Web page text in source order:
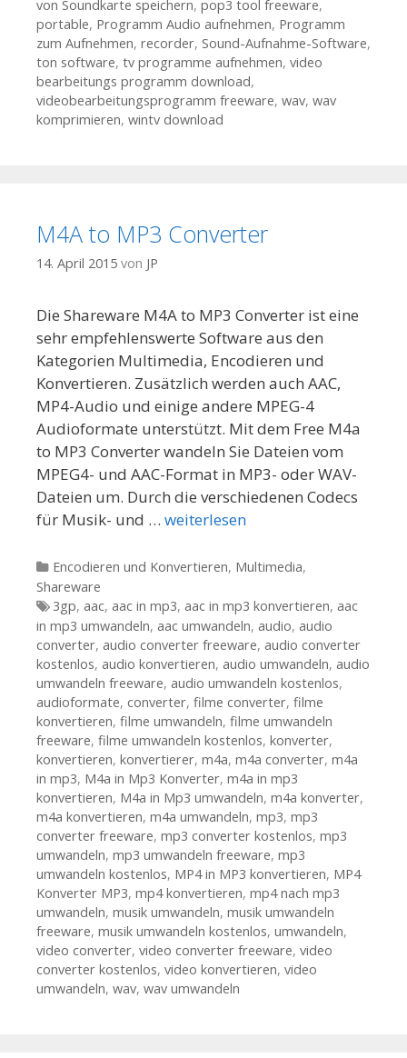
von Soundkarte speichern, pop3 tool freeware,
portable, Programm Audio aufnehmen, Programm
zum Aufnehmen, recorder, Sound-Aufnahme-Software,
ton software, tv programme aufnehmen, video
bearbeitungs programm download,
videobearbeitungsprogramm freeware, wav, wav
komprimieren, wintv download
M4A to MP3 Converter
14. April 2015 von JP
Die Shareware M4A to MP3 Converter ist eine
sehr empfehlenswerte Software aus den
Kategorien Multimedia, Encodieren und
Konvertieren. Zusätzlich werden auch AAC,
MP4-Audio und einige andere MPEG-4
Audioformate unterstützt. Mit dem Free M4a
to MP3 Converter wandeln Sie Dateien vom
MPEG4- und AAC-Format in MP3- oder WAV-
Dateien um. Durch die verschiedenen Codecs
für Musik- und … weiterlesen
Kategorien
Encodieren und Konvertieren, Multimedia,
Shareware
Tags
3gp, aac, aac in mp3, aac in mp3 konvertieren, aac
in mp3 umwandeln, aac umwandeln, audio, audio
converter, audio converter freeware, audio converter
kostenlos, audio konvertieren, audio umwandeln, audio
umwandeln freeware, audio umwandeln kostenlos,
audioformate, converter, filme converter, filme
konvertieren, filme umwandeln, filme umwandeln
freeware, filme umwandeln kostenlos, konverter,
konvertieren, konvertierer, m4a, m4a converter, m4a
in mp3, M4a in Mp3 Konverter, m4a in mp3
konvertieren, M4a in Mp3 umwandeln, m4a konverter,
m4a konvertieren, m4a umwandeln, mp3, mp3
converter freeware, mp3 converter kostenlos, mp3
umwandeln, mp3 umwandeln freeware, mp3
umwandeln kostenlos, MP4 in MP3 konvertieren, MP4
Konverter MP3, mp4 konvertieren, mp4 nach mp3
umwandeln, musik umwandeln, musik umwandeln
freeware, musik umwandeln kostenlos, umwandeln,
video converter, video converter freeware, video
converter kostenlos, video konvertieren, video
umwandeln, wav, wav umwandeln